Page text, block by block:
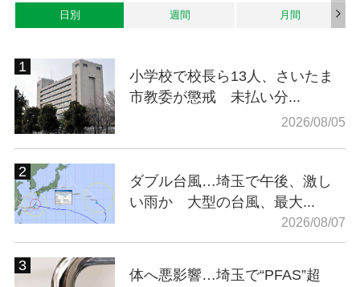
日別 週間 月間
小学校で校長ら13人、さいたま
市教委が懲戒 未払い分...
2026/08/05
ダブル台風…埼玉で午後、激し
い雨か 大型の台風、最大...
2026/08/07
体へ悪影響…埼玉で“PFAS”超